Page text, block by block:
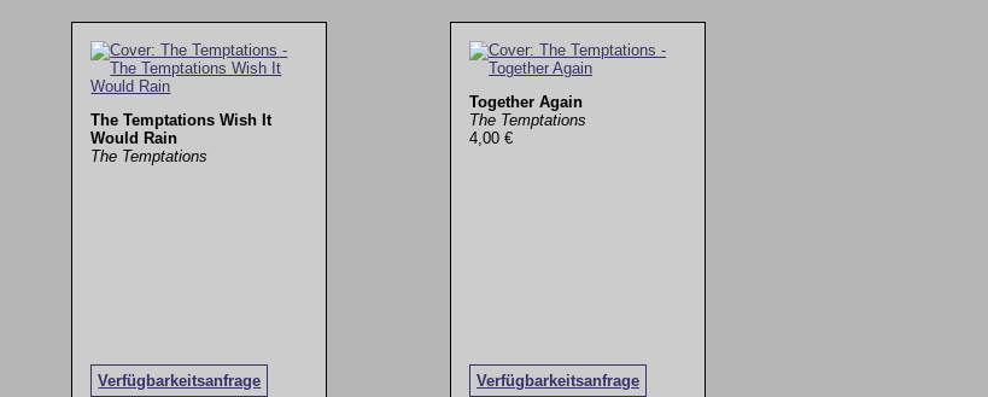
The Temptations Wish It
Would Rain
The Temptations
Verfügbarkeitsanfrage
Together Again
The Temptations
4,00 €
Verfügbarkeitsanfrage